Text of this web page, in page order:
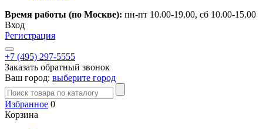
Время работы (по Москве): пн-пт 10.00-19.00, сб 10.00-15.00
Вход
Регистрация
+7 (495) 297-5555
Заказать обратный звонок
Ваш город: выберите город
Избранное 0
Корзина